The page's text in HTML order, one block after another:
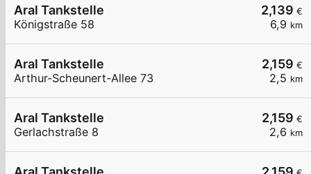
2,139 €
6,9 km
Aral Tankstelle
Königstraße 58
2,159 €
2,5 km
Aral Tankstelle
Arthur-Scheunert-Allee 73
2,159 €
2,6 km
Aral Tankstelle
Gerlachstraße 8